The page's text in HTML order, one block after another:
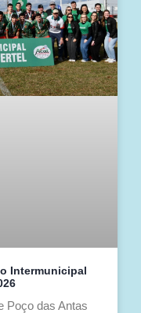
Intermunicipal
Poço das Antas